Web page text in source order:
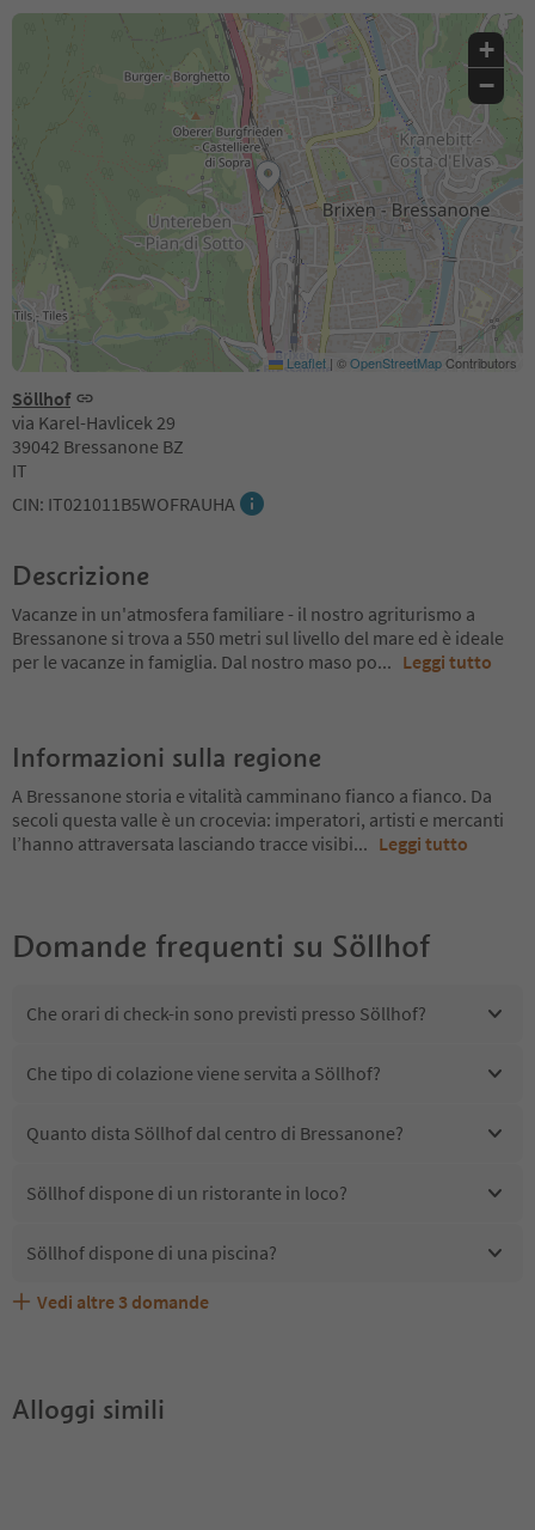
Söllhof
via Karel-Havlicek 29
39042 Bressanone BZ
IT
CIN: IT021011B5WOFRAUHA
+
−
Leaflet | ©OpenStreetMapContributors
Descrizione
Vacanze in un'atmosfera familiare - il nostro agriturismo a
Bressanone si trova a 550 metri sul livello del mare ed è ideale
per le vacanze in famiglia. Dal nostro maso po... Leggi tutto
Informazioni sulla regione
A Bressanone storia e vitalità camminano fianco a fianco. Da
secoli questa valle è un crocevia: imperatori, artisti e mercanti
l’hanno attraversata lasciando tracce visibi... Leggi tutto
Domande frequenti su Söllhof
Che orari di check-in sono previsti presso Söllhof?
Che tipo di colazione viene servita a Söllhof?
Quanto dista Söllhof dal centro di Bressanone?
Söllhof dispone di un ristorante in loco?
Söllhof dispone di una piscina?
Söllhof accetta animali domestici?
Quali servizi/attività sono disponibili presso Söllhof?
Gli ospiti di Söllhof ricevono l'Alto Adige Guest Pass?
Vedi altre 3 domande
Alloggi simili